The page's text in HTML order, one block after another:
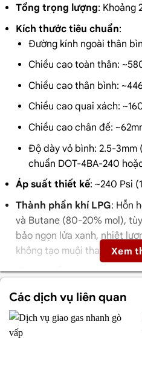
Tổng trọng lượng: Khoảng
Kích thước tiêu chuẩn:
Đường kính ngoài thân
Chiều cao toàn thân:
Chiều cao thân bình:
Chiều cao quai xách:
Chiều cao chân đế:
Độ dày vỏ bình: 2.5-
chuẩn DOT-4BA-240
Áp suất thiết kế: ~240 Psi
Thành phần khí LPG: Hỗn
và Butane (80-20% mol),
bảo ngọn lửa xanh, nhiệt
không tạo muội than.
Tiêu chuẩn an toàn: Được
hiểm cháy nổ.
Ưu điểm của bình gas 12kg
Xem
Các dịch vụ liên quan